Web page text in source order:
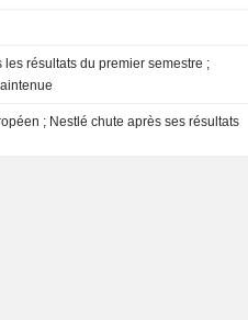
résultats du premier semestre ;
; Nestlé chute après ses résultats